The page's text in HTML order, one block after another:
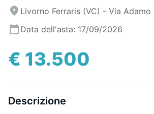
Livorno Ferraris (VC) - Via Adamo
Data dell'asta: 17/09/2026
€ 13.500
Descrizione